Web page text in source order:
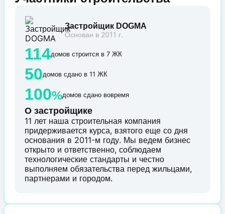
Застройщик DOGMA
Основан в 2011 г.
114домов строится в 7 ЖК
50домов сдано в 11 ЖК
100%домов сдано вовремя
О застройщике
11 лет наша строительная компания
придерживается курса, взятого еще со дня
основания в 2011-м году. Мы ведем бизнес
открыто и ответственно, соблюдаем
технологические стандарты и честно
выполняем обязательства перед жильцами,
партнерами и городом.